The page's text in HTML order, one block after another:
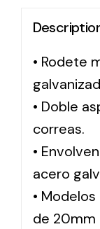
• Rodete
• Doble
correas.
•
acero
•
de 20mm